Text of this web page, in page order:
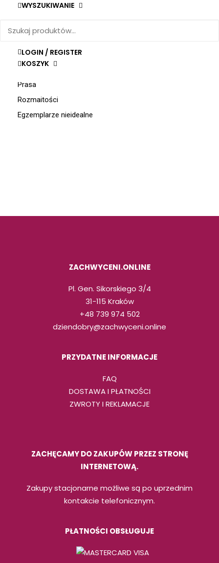
WYSZUKIWANIE
LOGIN / REGISTER
KOSZYK
Na zimowe wieczory
Płyty
Prasa
Rozmaitości
Egzemplarze nieidealne
ZACHWYCENI.ONLINE
Pl. Gen. Sikorskiego 3/4
31-115 Kraków
+48 739 974 502
dziendobry@zachwyceni.online
PRZYDATNE INFORMACJE
FAQ
DOSTAWA I PŁATNOŚCI
ZWROTY I REKLAMACJE
ZACHĘCAMY DO ZAKUPÓW PRZEZ STRONĘ
INTERNETOWĄ.
Zakupy stacjonarne możliwe są po uprzednim
kontakcie telefonicznym.
PŁATNOŚCI OBSŁUGUJE